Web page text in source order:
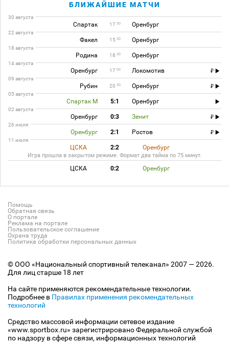
БЛИЖАЙШИЕ МАТЧИ
30 августа
Спартак 17 30 Оренбург
22 августа
Факел 15 30 Оренбург
18 августа
Родина 18 30 Оренбург
14 августа
Оренбург 17 00 Локомотив
09 августа
Рубин 20 30 Оренбург
05 августа
Спартак М 5:1 Оренбург
02 августа
Оренбург 0:3 Зенит
26 июля
Оренбург 2:1 Ростов
11 июля
ЦСКА 2:2 Оренбург
Игра прошла в закрытом режиме. Формат два тайма по 75 минут.
ЦСКА 0:2 Оренбург
Помощь
Обратная связь
О портале
Реклама на портале
Пользовательское соглашение
Охрана труда
Политика обработки персональных данных
© ООО «Национальный спортивный телеканал» 2007 — 2026.
Для лиц старше 18 лет
На сайте применяются рекомендательные технологии.
Подробнее в Правилах применения рекомендательных
технологий
Средство массовой информации сетевое издание
«www.sportbox.ru» зарегистрировано Федеральной службой
по надзору в сфере связи, информационных технологий